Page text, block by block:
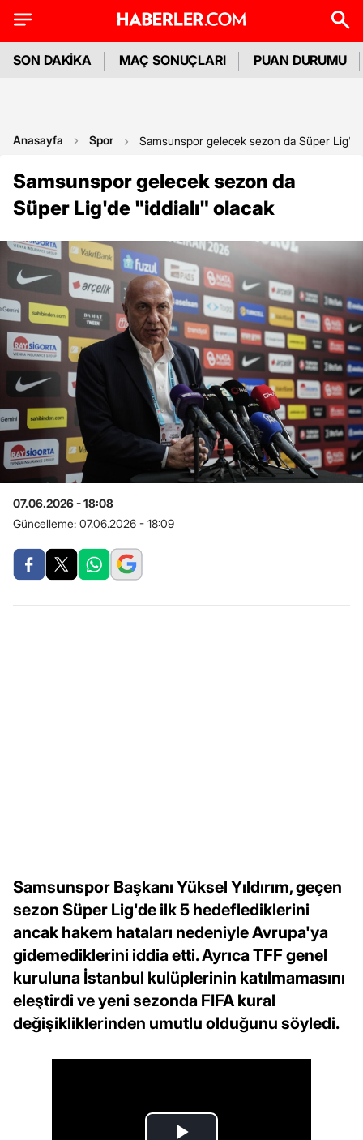
SON DAKİKA MAÇ SONUÇLARI PUAN DURUMU
Anasayfa Spor Samsunspor gelecek sezon da Süper
Samsunspor gelecek sezon da
Süper Lig'de "iddialı" olacak
07.06.2026 - 18:08
Güncelleme: 07.06.2026 - 18:09
Samsunspor Başkanı Yüksel Yıldırım, geçen
sezon Süper Lig'de ilk 5 hedeflediklerini
ancak hakem hataları nedeniyle Avrupa'ya
gidemediklerini iddia etti. Ayrıca TFF genel
kuruluna İstanbul kulüplerinin katılmamasını
eleştirdi ve yeni sezonda FIFA kural
değişikliklerinden umutlu olduğunu söyledi.